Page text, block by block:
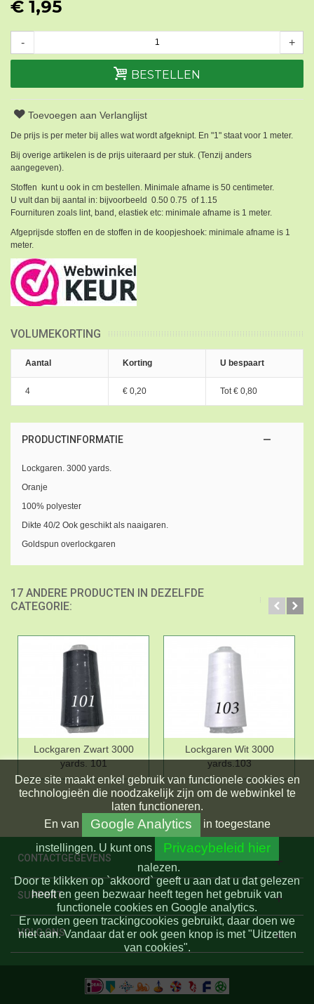
€ 1,95
- +
BESTELLEN
Toevoegen aan Verlanglijst
De prijs is per meter bij alles wat wordt afgeknipt. En "1" staat voor 1 meter.
Bij overige artikelen is de prijs uiteraard per stuk. (Tenzij anders
aangegeven).
Stoffen kunt u ook in cm bestellen. Minimale afname is 50 centimeter.
U vult dan bij aantal in: bijvoorbeeld 0.50 0.75 of 1.15
Fournituren zoals lint, band, elastiek etc: minimale afname is 1 meter.
Afgeprijsde stoffen en de stoffen in de koopjeshoek: minimale afname is 1
meter.
VOLUMEKORTING
Aantal Korting U bespaart
4 € 0,20 Tot € 0,80
PRODUCTINFORMATIE
Lockgaren. 3000 yards.
Oranje
100% polyester
Dikte 40/2 Ook geschikt als naaigaren.
Goldspun overlockgaren
17 ANDERE PRODUCTEN IN DEZELFDE
CATEGORIE:
Lockgaren Zwart 3000
yards. 101
Lockgaren Wit 3000
yards.103
CONTACTGEGEVENS
SUPPORT
VOLG ONS
Deze site maakt enkel gebruik van functionele cookies en
technologieën die noodzakelijk zijn om de webwinkel te
laten functioneren.
En van Google Analytics
in toegestane
instellingen. U kunt ons Privacybeleid hier
nalezen.
Door te klikken op `akkoord` geeft u aan dat u dat gelezen
heeft en geen bezwaar heeft tegen het gebruik van
functionele cookies en Google analytics.
Er worden geen trackingcookies gebruikt, daar doen we
niet aan. Vandaar dat er ook geen knop is met "Uitzetten
van cookies".